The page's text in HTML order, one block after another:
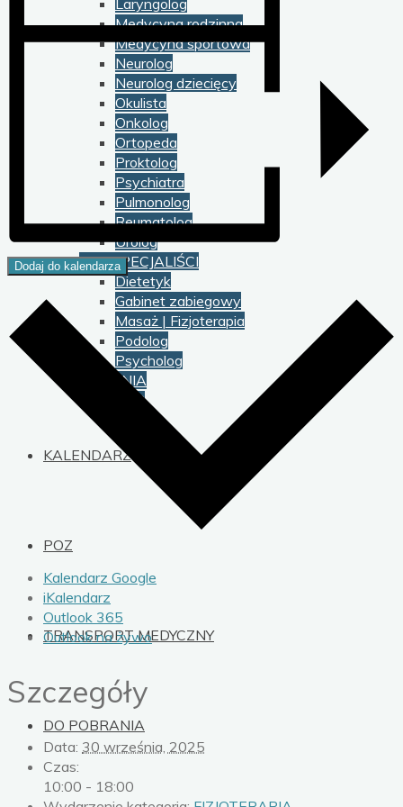
Laryngolog
Medycyna rodzinna
Medycyna sportowa
Neurolog
Neurolog dziecięcy
Okulista
Onkolog
Ortopeda
Proktolog
Psychiatra
Pulmonolog
Reumatolog
Urolog
INNI SPECJALIŚCI
Dietetyk
Gabinet zabiegowy
Masaż | Fizjoterapia
Podolog
Psycholog
BADANIA
USG
KALENDARZ
POZ
TRANSPORT MEDYCZNY
DO POBRANIA
Dodaj do kalendarza
Kalendarz Google
iKalendarz
Outlook 365
Outlook na żywo
Szczegóły
Data: 30 września, 2025
Czas:
10:00 - 18:00